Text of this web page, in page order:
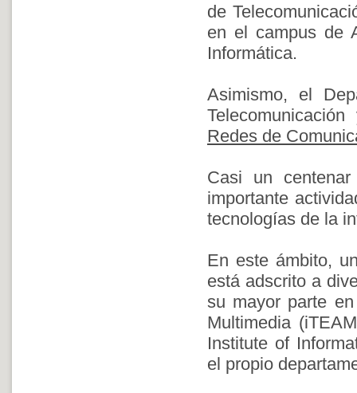
de
en el campus de
Informática.
Asimismo, el
Redes de
Casi un
importante
tecnologías de la
En este ámbito,
está adscrito a
su mayor parte
Multimedia
Institute of
el propio